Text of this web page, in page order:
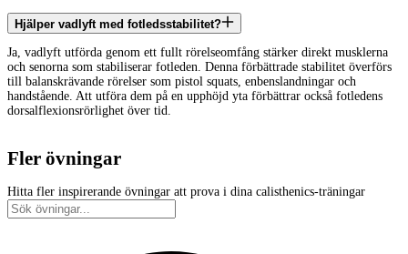
Hjälper vadlyft med fotledsstabilitet?
Ja, vadlyft utförda genom ett fullt rörelseomfång stärker direkt musklerna
och senorna som stabiliserar fotleden. Denna förbättrade stabilitet överförs
till balanskrävande rörelser som pistol squats, enbenslandningar och
handstående. Att utföra dem på en upphöjd yta förbättrar också fotledens
dorsalflexionsrörlighet över tid.
Fler övningar
Hitta fler inspirerande övningar att prova i dina calisthenics-träningar